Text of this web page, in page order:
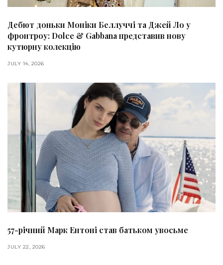
Дебют доньки Моніки Беллуччі та Джей Ло у
фронтроу: Dolce & Gabbana представив нову
кутюрну колекцію
JULY 14, 2026
57-річний Марк Ентоні став батьком увосьме
JULY 22, 2026